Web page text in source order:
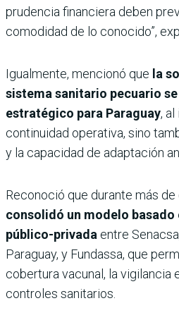
prudencia financiera deben
comodidad de lo conocido”,
Igualmente, mencionó que la
sistema sanitario pecuario
estratégico para Paraguay,
continuidad operativa, sino
y la capacidad de adaptación
Reconoció que durante más de
consolidó un modelo
público-privada entre
Paraguay, y Fundassa, que
cobertura vacunal, la vigilancia
controles sanitarios.